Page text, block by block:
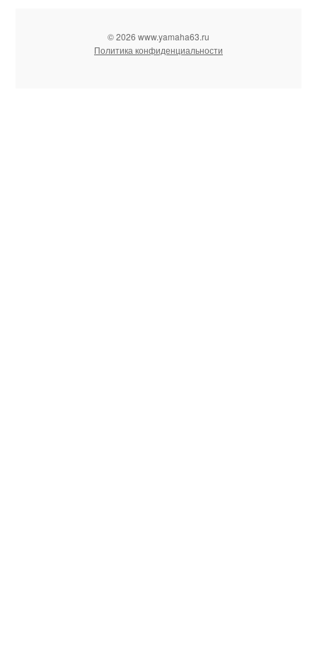
© 2026 www.yamaha63.ru
Политика конфиденциальности